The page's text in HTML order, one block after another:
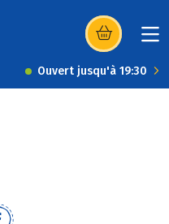
(s’ouvre dans
Ouvert jusqu'à 19:30